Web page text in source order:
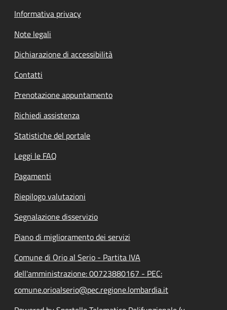
Informativa privacy
Note legali
Dichiarazione di accessibilità
Contatti
Prenotazione appuntamento
Richiedi assistenza
Statistiche del portale
Leggi le FAQ
Pagamenti
Riepilogo valutazioni
Segnalazione disservizio
Piano di miglioramento dei servizi
Comune di Orio al Serio - Partita IVA
dell'amministrazione: 00723880167 - PEC:
comune.orioalserio@pec.regione.lombardia.it